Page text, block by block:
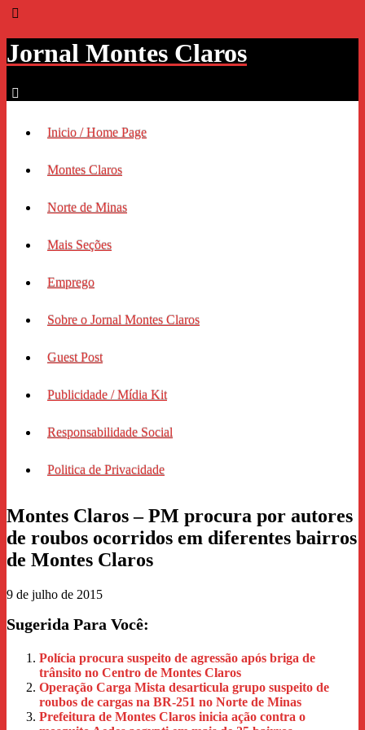
Jornal Montes Claros
Inicio / Home Page
Montes Claros
Norte de Minas
Mais Seções
Emprego
Sobre o Jornal Montes Claros
Guest Post
Publicidade / Mídia Kit
Responsabilidade Social
Politica de Privacidade
Montes Claros – PM procura por autores
de roubos ocorridos em diferentes bairros
de Montes Claros
9 de julho de 2015
Sugerida Para Você:
Polícia procura suspeito de agressão após briga de
trânsito no Centro de Montes Claros
Operação Carga Mista desarticula grupo suspeito de
roubos de cargas na BR-251 no Norte de Minas
Prefeitura de Montes Claros inicia ação contra o